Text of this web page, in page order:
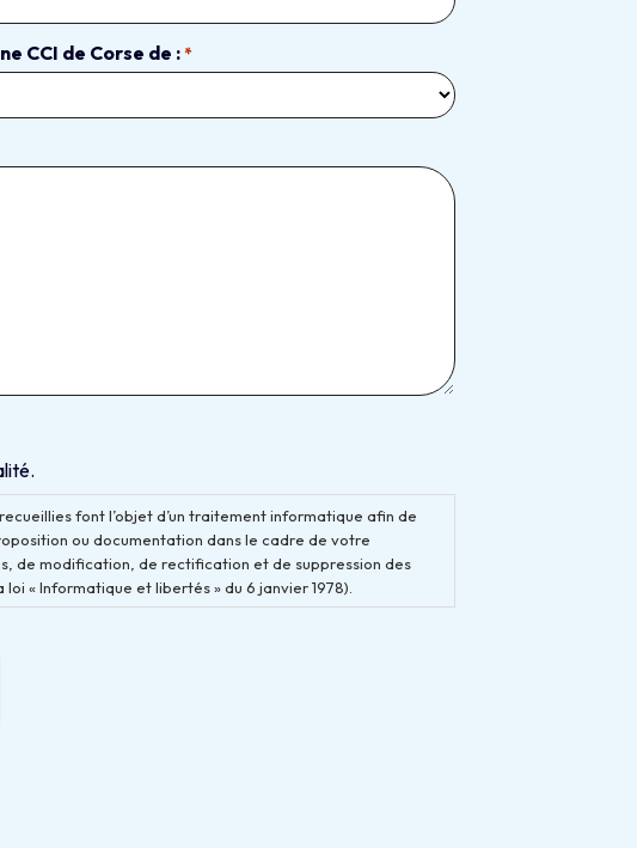
CCI de Corse de : *
font l’objet d’un traitement informatique afin de
ou documentation dans le cadre de votre
de modification, de rectification et de suppression des
« Informatique et libertés » du 6 janvier 1978).